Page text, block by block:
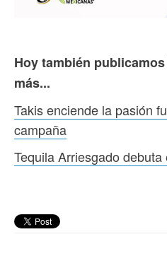
Hoy también
más...
Takis enciende la pasión
campaña
Tequila Arriesgado